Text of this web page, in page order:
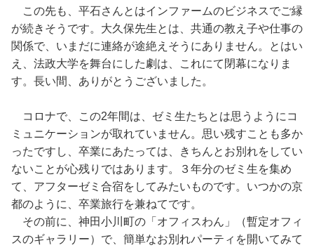
この先も、平石さんとはインファームのビジネスでご縁
が続きそうです。大久保先生とは、共通の教え子や仕事の
関係で、いまだに連絡が途絶えそうにありません。とはい
え、法政大学を舞台にした劇は、これにて閉幕になりま
す。長い間、ありがとうございました。
コロナで、この2年間は、ゼミ生たちとは思うようにコ
ミュニケーションが取れていません。思い残すことも多か
ったですし、卒業にあたっては、きちんとお別れをしてい
ないことが心残りではあります。３年分のゼミ生を集め
て、アフターゼミ合宿をしてみたいものです。いつかの京
都のように、卒業旅行を兼ねてです。
その前に、神田小川町の「オフィスわん」（暫定オフィ
スのギャラリー）で、簡単なお別れパーティを開いてみて